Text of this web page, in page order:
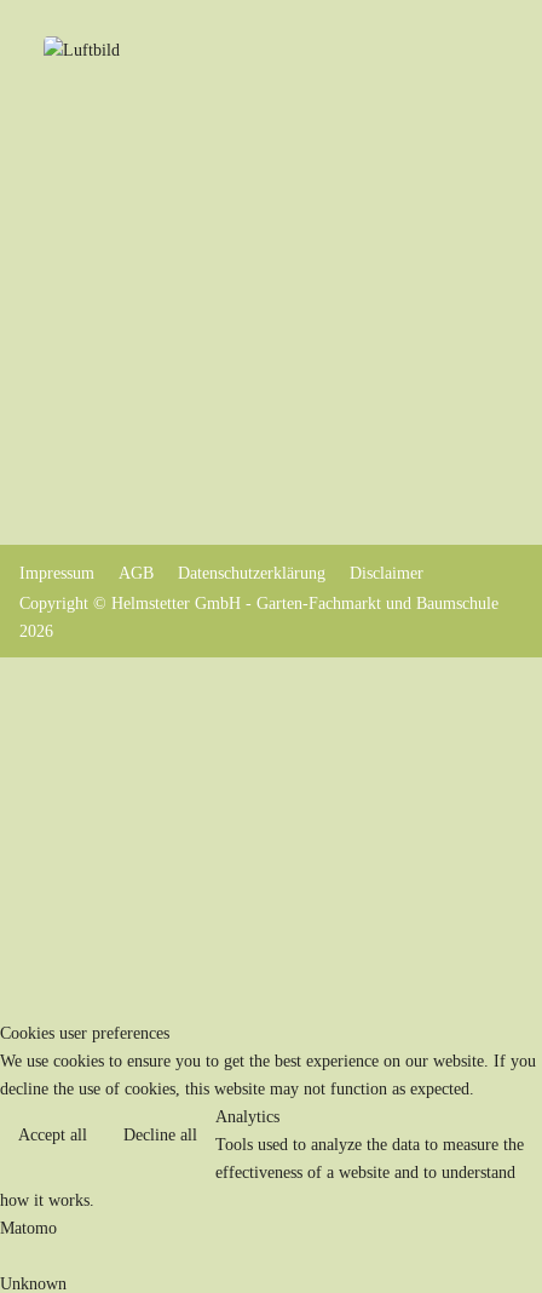
Impressum AGB Datenschutzerklärung
Disclaimer
Copyright © Helmstetter GmbH - Garten-Fachmarkt und Baumschule
2026
Cookies user preferences
We use cookies to ensure you to get the best experience on our website. If you
decline the use of cookies, this website may not function as expected.
Accept all Decline all
Analytics
Tools used to analyze the data to measure the
effectiveness of a website and to understand
how it works.
Matomo
Unknown